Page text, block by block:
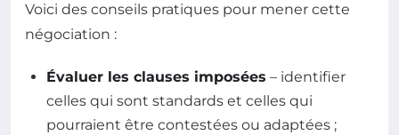
Voici des conseils pratiques pour mener cette
négociation :
Évaluer les clauses imposées – identifier
celles qui sont standards et celles qui
pourraient être contestées ou adaptées ;